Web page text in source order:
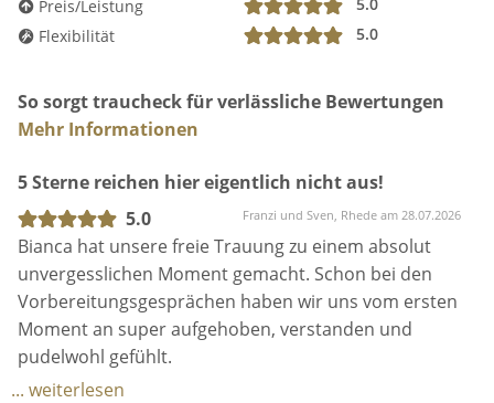
Preis/Leistung
Flexibilität
5.0
So sorgt traucheck für verlässliche Bewertungen
Mehr Informationen
5 Sterne reichen hier eigentlich nicht aus!
5.0
Franzi und Sven, Rhede am 28.07.2026
Bianca hat unsere freie Trauung zu einem absolut
unvergesslichen Moment gemacht. Schon bei den
Vorbereitungsgesprächen haben wir uns vom ersten
Moment an super aufgehoben, verstanden und
pudelwohl gefühlt.
​Sie hat es geschafft, unsere Geschichte mit so viel
... weiterlesen